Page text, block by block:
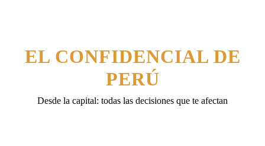
EL CONFIDENCIAL DE
PERÚ
Desde la capital: todas las decisiones que te afectan